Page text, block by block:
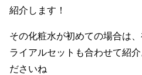
紹介します！
その化粧水が初めての場合は
ライアルセットも合わせて紹
ださいね